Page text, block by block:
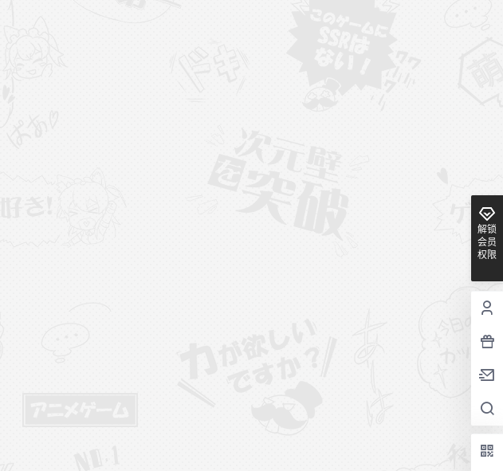
解锁
会员
权限